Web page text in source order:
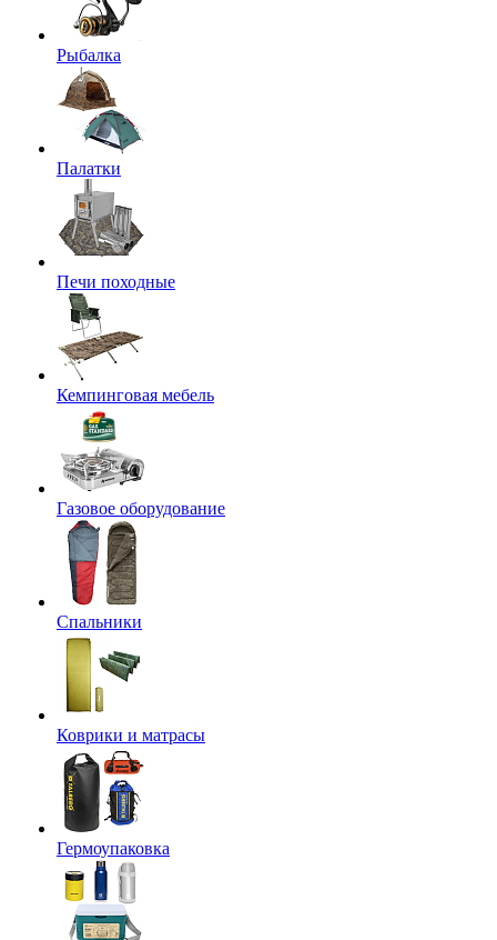
Рыбалка
Палатки
Печи походные
Кемпинговая мебель
Газовое оборудование
Спальники
Коврики и матрасы
Гермоупаковка